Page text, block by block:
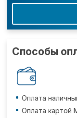
Способы
Оплата
Оплата картой